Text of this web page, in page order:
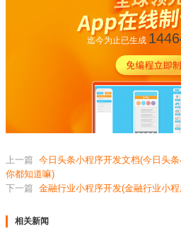
迄今为止已生成
上一篇 今日头条小程序开发文档(今日头
你都知道嘛)
下一篇 金融行业小程序开发(金融行业小
相关新闻